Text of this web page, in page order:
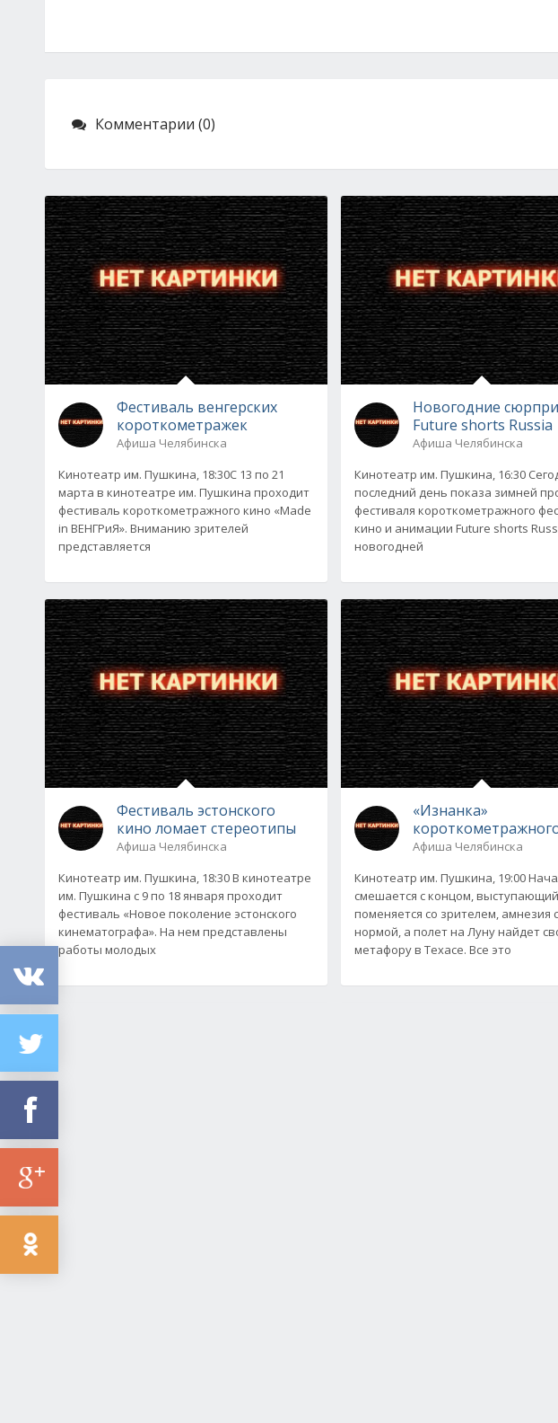
Комментарии (0)
Фестиваль венгерских
короткометражек
Афиша Челябинска
Кинотеатр им. Пушкина, 18:30С 13 по 21
марта в кинотеатре им. Пушкина проходит
фестиваль короткометражного кино «Made
in ВЕНГРиЯ». Вниманию зрителей
представляется
Фестиваль эстонского
кино ломает стереотипы
Афиша Челябинска
Кинотеатр им. Пушкина, 18:30 В кинотеатре
им. Пушкина с 9 по 18 января проходит
фестиваль «Новое поколение эстонского
кинематографа». На нем представлены
работы молодых
Новогодние
Future shorts Russia
Афиша Челябинска
Кинотеатр им. Пушкина, 16:30
последний день показа зимней
фестиваля короткометражного
кино и анимации Future shorts
новогодней
«Изнанка»
Афиша Челябинска
Кинотеатр им. Пушкина, 19:00
смешается с концом, выступающий
поменяется со зрителем, амнезия
нормой, а полет на Луну найдет
метафору в Техасе. Все это